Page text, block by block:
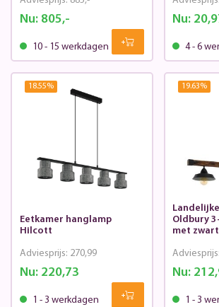
Nu:805,-
10 - 15 werkdagen
Nu:
4 - 6
18.55%
Eetkamer hanglamp
Hilcott
Nu:220,73
Adviesprijs: 270,99
1 - 3 werkdagen
19.63%
Oldbury
met zwart
Nu:
Adviesprijs:
1 - 3